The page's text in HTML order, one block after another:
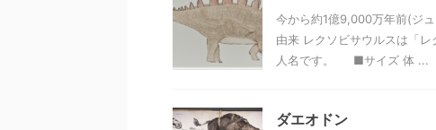
今から約1億9,000万年前(ジ
由来 レクソビサウルスは「
人名です。 ■サイズ 体 ...
ダエオドン